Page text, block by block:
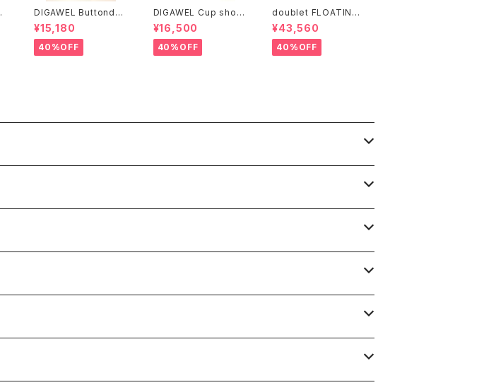
DIGAWEL Buttondo
wn S/S shirt
¥15,180
40%OFF
DIGAWEL Cup shoul
der sweat-shirt
¥16,500
40%OFF
doublet FLOATING
WAIST DENIM PANT
S
¥43,560
40%OFF